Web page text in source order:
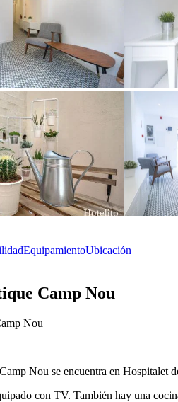
EquipamientoUbicación
Camp Nou
Nou
Nou se encuentra en Hospitalet
con TV. También hay una